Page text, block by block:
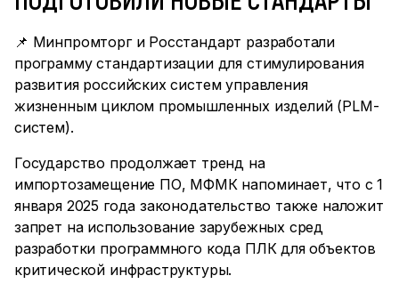
📌 Минпромторг и Росстандарт разработали
программу стандартизации для стимулирования
развития российских систем управления
жизненным циклом промышленных изделий (PLM-
систем).
Государство продолжает тренд на
импортозамещение ПО, МФМК напоминает, что с 1
января 2025 года законодательство также наложит
запрет на использование зарубежных сред
разработки программного кода ПЛК для объектов
критической инфраструктуры.